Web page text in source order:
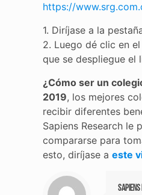
https://
1. Diríjase a la
2. Luego dé clic en
que se despliegue el
¿Cómo ser un
2019, los mejores
recibir diferentes
Sapiens Research le
compararse para
esto, diríjase a este